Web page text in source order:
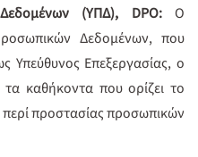
(ΥΠΔ), DPO:Ο
Δεδομένων, που
Υπεύθυνος Επεξεργασίας, ο
καθήκοντα που ορίζει το
περί προστασίας προσωπικών